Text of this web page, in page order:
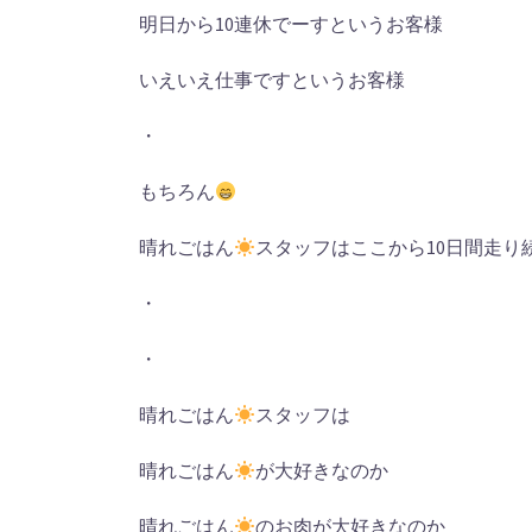
明日から10連休でーすというお客様
いえいえ仕事ですというお客様
・
もちろん
晴れごはん スタッフはここから10日間走り
・
・
晴れごはん スタッフは
晴れごはん が大好きなのか
晴れごはん のお肉が大好きなのか